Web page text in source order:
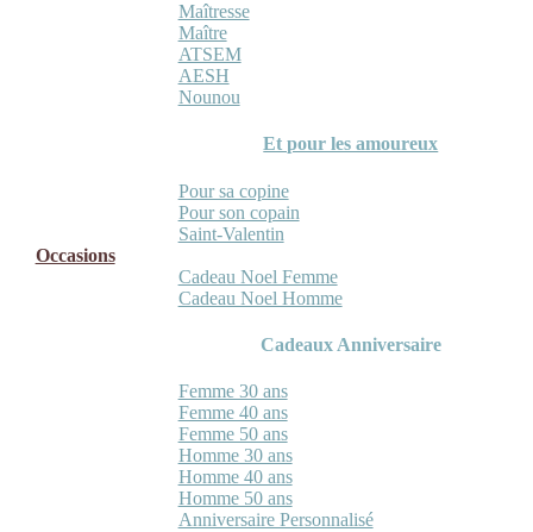
Maîtresse
Maître
ATSEM
AESH
Nounou
Et pour les amoureux
Pour sa copine
Pour son copain
Saint-Valentin
Occasions
Cadeau Noel Femme
Cadeau Noel Homme
Cadeaux Anniversaire
Femme 30 ans
Femme 40 ans
Femme 50 ans
Homme 30 ans
Homme 40 ans
Homme 50 ans
Anniversaire Personnalisé